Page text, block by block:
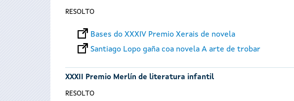
RESOLTO
Bases do XXXIV Premio Xerais de novela
Santiago Lopo gaña coa novela A arte de trobar
XXXII Premio Merlín de literatura infantil
RESOLTO